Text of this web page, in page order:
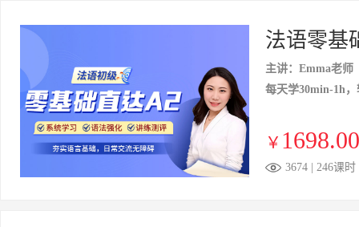
法语零基
主讲：Emma老师
每天学30min-1h
￥ 1698.00
3674 | 246课时